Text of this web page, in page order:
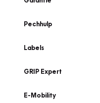
Pechhulp
Labels
GRIP Expert
E-Mobility